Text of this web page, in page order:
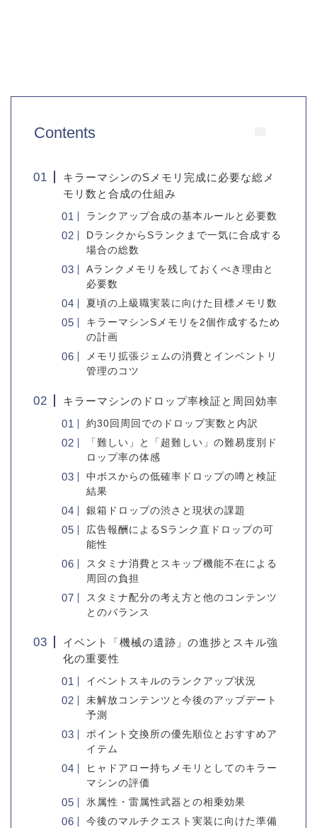
Contents
キラーマシンのSメモリ完成に必要な総メ
モリ数と合成の仕組み
ランクアップ合成の基本ルールと必要数
DランクからSランクまで一気に合成する
場合の総数
Aランクメモリを残しておくべき理由と
必要数
夏頃の上級職実装に向けた目標メモリ数
キラーマシンSメモリを2個作成するため
の計画
メモリ拡張ジェムの消費とインベントリ
管理のコツ
キラーマシンのドロップ率検証と周回効率
約30回周回でのドロップ実数と内訳
「難しい」と「超難しい」の難易度別ド
ロップ率の体感
中ボスからの低確率ドロップの噂と検証
結果
銀箱ドロップの渋さと現状の課題
広告報酬によるSランク直ドロップの可
能性
スタミナ消費とスキップ機能不在による
周回の負担
スタミナ配分の考え方と他のコンテンツ
とのバランス
イベント「機械の遺跡」の進捗とスキル強
化の重要性
イベントスキルのランクアップ状況
未解放コンテンツと今後のアップデート
予測
ポイント交換所の優先順位とおすすめア
イテム
ヒャドアロー持ちメモリとしてのキラー
マシンの評価
氷属性・雷属性武器との相乗効果
今後のマルチクエスト実装に向けた準備